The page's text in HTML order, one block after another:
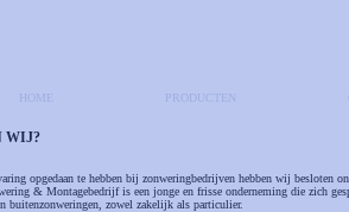
HOME PRODUCTEN
WIJ?
opgedaan te hebben bij zonweringbedrijven hebben wij besloten
& Montagebedrijf is een jonge en frisse onderneming die zich
buitenzonweringen, zowel zakelijk als particulier.